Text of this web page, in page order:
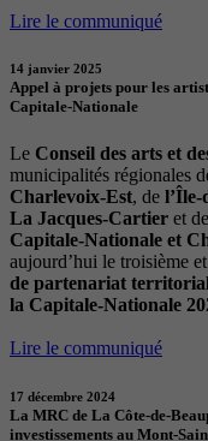
Lire le communiqué
14 janvier 2025
Appel à projets pour les
Capitale-Nationale
Le Conseil des arts et
municipalités régionales
Charlevoix-Est, de l’Île-
La Jacques-Cartier et de
Capitale-Nationale et
aujourd’hui le troisième
de partenariat
la Capitale-Nationale
Lire le communiqué
17 décembre 2024
La MRC de La Côte-de-
investissements au Mont-